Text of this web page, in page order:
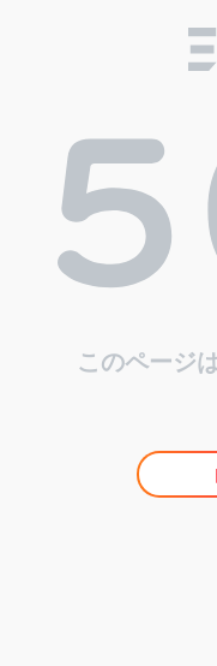
このページ